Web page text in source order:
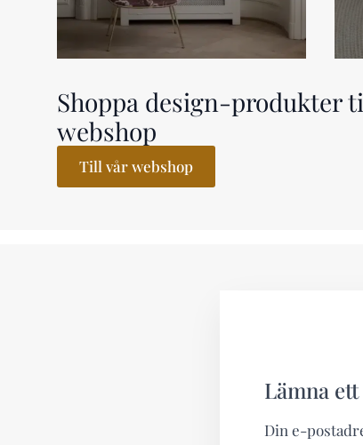
Shoppa design-produkter
webshop
Till vår webshop
Lämna
Din e-